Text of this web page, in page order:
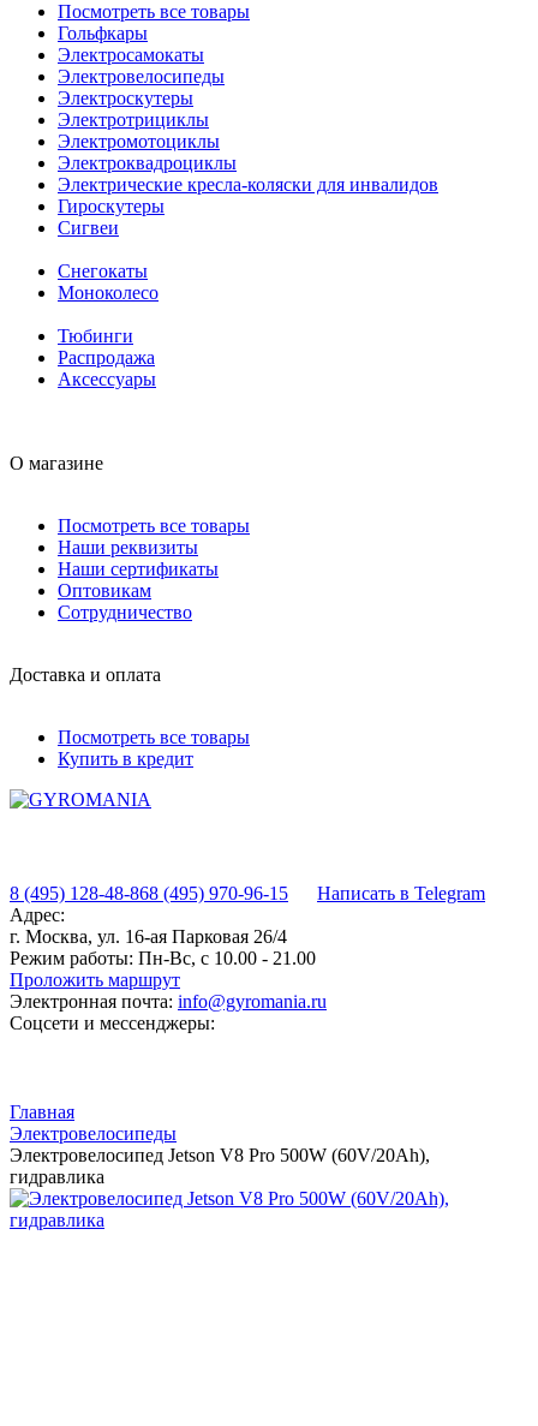
Посмотреть все товары
Гольфкары
Электросамокаты
Электровелосипеды
Электроскутеры
Электротрициклы
Электромотоциклы
Электроквадроциклы
Электрические кресла-коляски для инвалидов
Гироскутеры
Сигвеи
Снегокаты
Моноколесо
Тюбинги
Распродажа
Аксессуары
О магазине
Посмотреть все товары
Наши реквизиты
Наши сертификаты
Оптовикам
Сотрудничество
Доставка и оплата
Посмотреть все товары
Купить в кредит
8 (495) 128-48-868 (495) 970-96-15
Написать в Telegram
Адрес:
г. Москва, ул. 16-ая Парковая 26/4
Режим работы: Пн-Вс, с 10.00 - 21.00
Проложить маршрут
Электронная почта: info@gyromania.ru
Соцсети и мессенджеры:
Главная
Электровелосипеды
Электровелосипед Jetson V8 Pro 500W (60V/20Ah),
гидравлика